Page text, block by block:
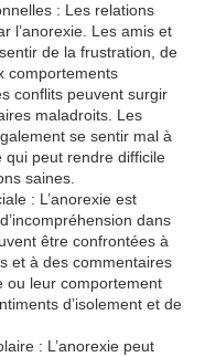
: Les relations
l’anorexie. Les amis et
de la frustration, de
comportements
conflits peuvent surgir
maladroits. Les
se sentir mal à
qui peut rendre difficile
saines.
: L’anorexie est
dans
être confrontées à
et à des commentaires
ou leur comportement
d’isolement et de
: L’anorexie peut